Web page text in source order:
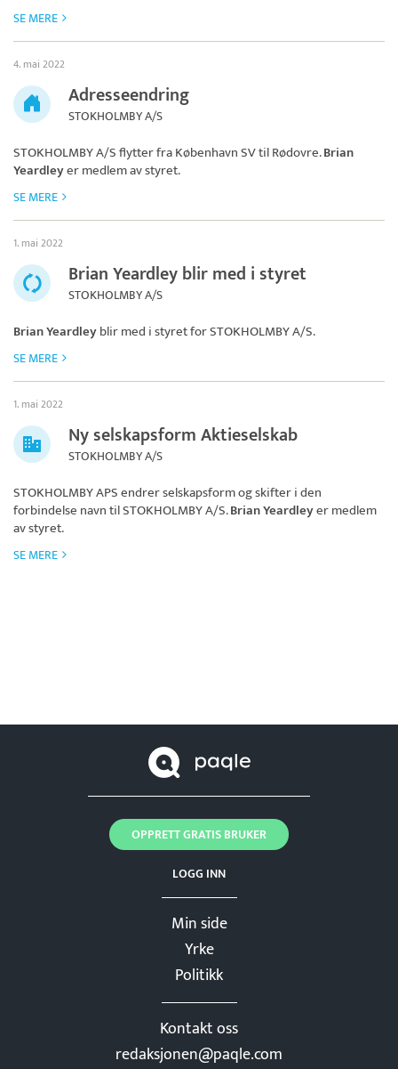
SE MERE
4. mai 2022
Adresseendring
STOKHOLMBY A/S
STOKHOLMBY A/Sflytter fra København SV til Rødovre.Brian
Yeardleyer medlem av styret.
SE MERE
1. mai 2022
Brian Yeardley blir med i styret
STOKHOLMBY A/S
Brian Yeardleyblir med i styret forSTOKHOLMBY A/S.
SE MERE
1. mai 2022
Ny selskapsform Aktieselskab
STOKHOLMBY A/S
STOKHOLMBY APS endrer selskapsform og skifter i den
forbindelse navn tilSTOKHOLMBY A/S.Brian Yeardleyer medlem
av styret.
SE MERE
Min side
Yrke
Politikk
Kontakt oss
redaksjonen@paqle.com
LOGG INN
OPPRETT GRATIS BRUKER